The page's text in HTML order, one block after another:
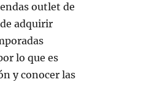
outlet de
adquirir
lo que es
y conocer las